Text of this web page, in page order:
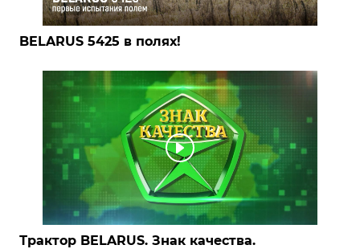
BELARUS 5425 в полях!
Трактор BELARUS. Знак качества.